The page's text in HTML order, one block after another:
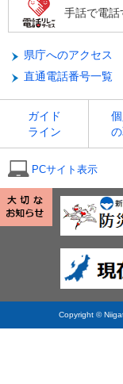
手話で電話
県庁へのアクセス
直通電話番号一覧
ガイド
ライン
PCサイト表示
Copyright ©